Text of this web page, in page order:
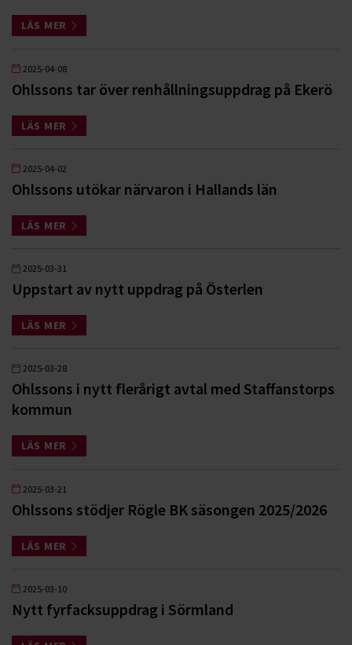
LÄS MER
2025-04-08
Ohlssons tar över renhållningsuppdrag på Ekerö
LÄS MER
2025-04-02
Ohlssons utökar närvaron i Hallands län
LÄS MER
2025-03-31
Uppstart av nytt uppdrag på Österlen
LÄS MER
2025-03-28
Ohlssons i nytt flerårigt avtal med Staffanstorps
kommun
LÄS MER
2025-03-21
Ohlssons stödjer Rögle BK säsongen 2025/2026
LÄS MER
2025-03-10
Nytt fyrfacksuppdrag i Sörmland